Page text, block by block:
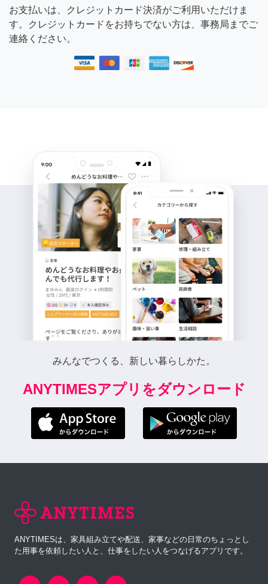
お支払いは、クレジットカード決済がご利用いただけま
す。クレジットカードをお持ちでない方は、事務局までご
連絡ください。
みんなでつくる、新しい暮らしかた。
ANYTIMESアプリをダウンロード
ANYTIMESは、家具組み立てや配送、家事などの日常のちょっとし
た用事を依頼したい人と、仕事をしたい人をつなげるアプリです。